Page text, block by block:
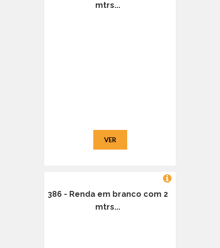
mtrs...
VER
386 - Renda em branco com 2
mtrs...